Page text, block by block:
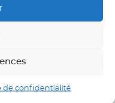
de confidentialité